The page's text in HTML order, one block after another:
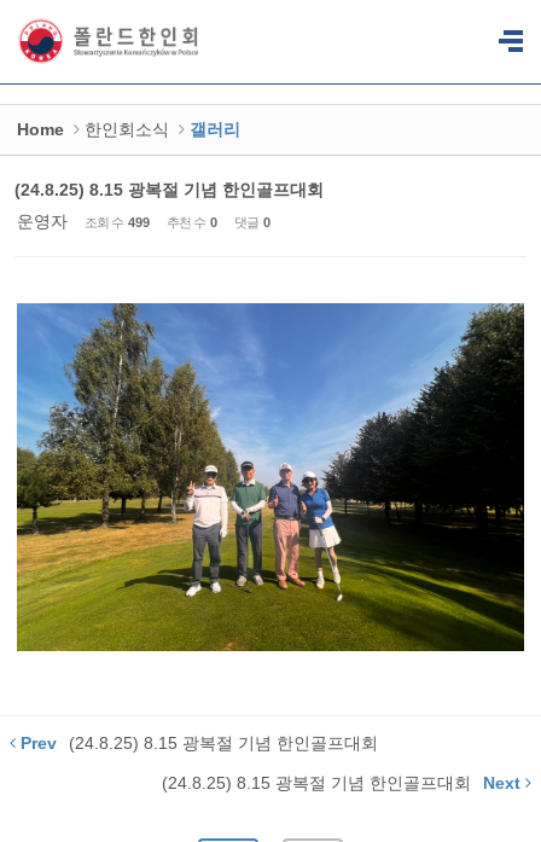
Home 한인회소식 갤러리
(24.8.25) 8.15 광복절 기념 한인골프대회
운영자
조회 수 499 추천 수 0 댓글 0
Prev (24.8.25) 8.15 광복절 기념 한인골프대회
(24.8.25) 8.15 광복절 기념 한인골프대회 Next